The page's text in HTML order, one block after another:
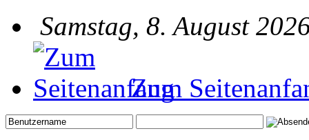
Samstag, 8. August
Zum